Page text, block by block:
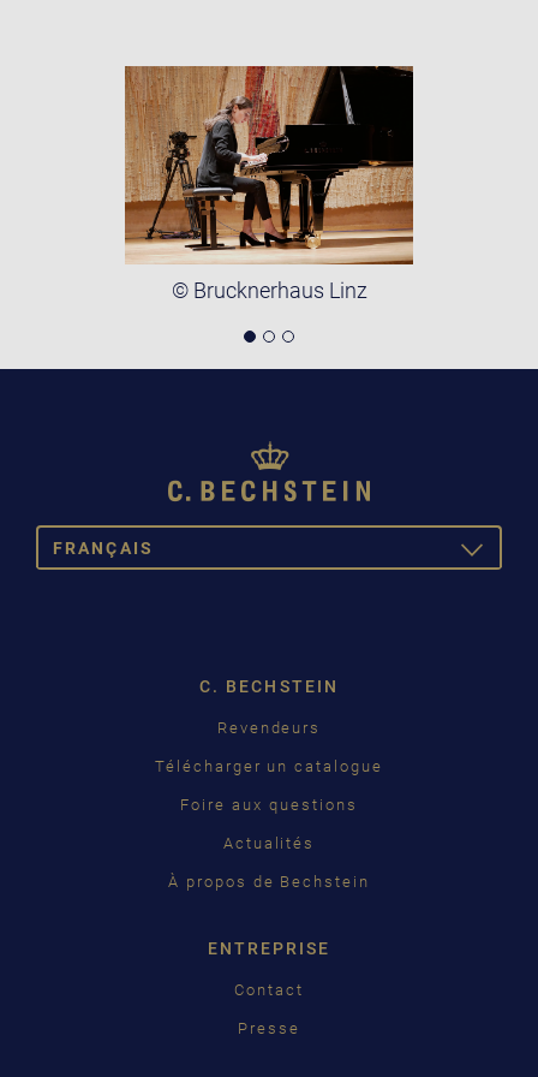
© Brucknerhaus Linz
FRANÇAIS
TOGGLE
C. BECHSTEIN
Revendeurs
Télécharger un catalogue
Foire aux questions
Actualités
À propos de Bechstein
ENTREPRISE
Contact
Presse